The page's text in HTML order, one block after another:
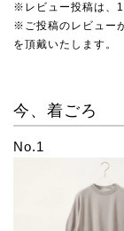
※レビュー投稿は、1
※ご投稿のレビュー
を頂戴いたします。
今、着ごろ
No.1